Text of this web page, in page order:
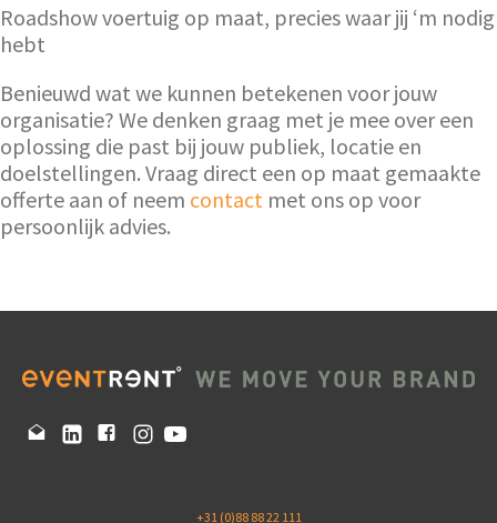
Roadshow voertuig op maat, precies waar jij ‘m nodig
hebt
Benieuwd wat we kunnen betekenen voor jouw
organisatie? We denken graag met je mee over een
oplossing die past bij jouw publiek, locatie en
doelstellingen. Vraag direct een op maat gemaakte
offerte aan of neem contact met ons op voor
persoonlijk advies.
+31 (0)88 88 22 111